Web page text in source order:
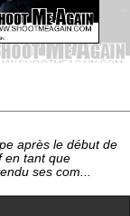
après le début de
en tant que
ses com...